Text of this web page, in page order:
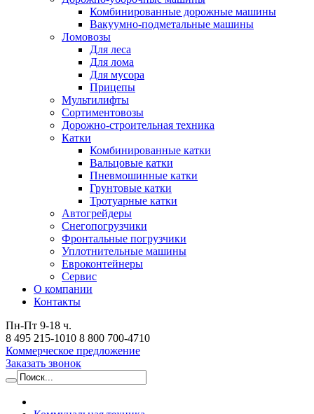
Комбинированные дорожные машины
Вакуумно-подметальные машины
Ломовозы
Для леса
Для лома
Для мусора
Прицепы
Мультилифты
Сортиментовозы
Дорожно-строительная техника
Катки
Комбинированные катки
Вальцовые катки
Пневмошинные катки
Грунтовые катки
Тротуарные катки
Автогрейдеры
Снегопогрузчики
Фронтальные погрузчики
Уплотнительные машины
Евроконтейнеры
Сервис
О компании
Контакты
Пн-Пт 9-18 ч.
8 495 215-1010 8 800 700-4710
Коммерческое предложение
Заказать звонок